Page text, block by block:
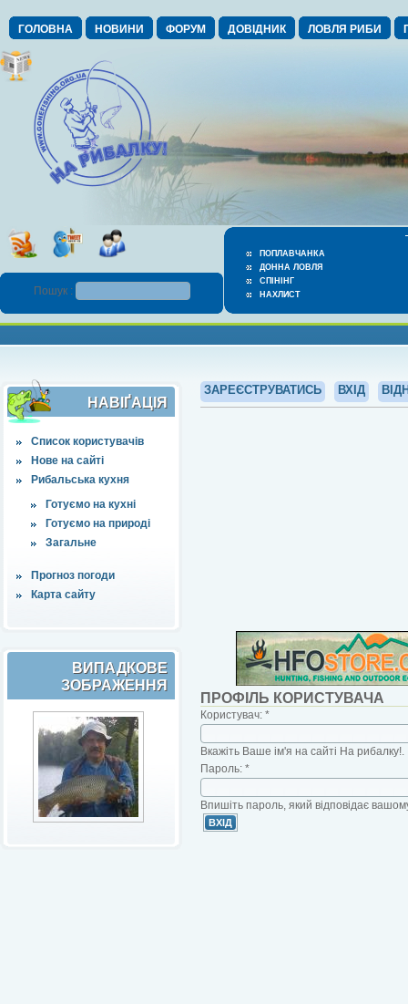
ГОЛОВНА НОВИНИ ФОРУМ ДОВІДНИК ЛОВЛЯ РИБИ
ПОПЛАВЧАНКА
ДОННА ЛОВЛЯ
СПІНІНГ
НАХЛИСТ
Пошук :
НАВІҐАЦІЯ
Список користувачів
Нове на сайті
Рибальська кухня
Готуємо на кухні
Готуємо на природі
Загальне
Прогноз погоди
Карта сайту
ВИПАДКОВЕ
ЗОБРАЖЕННЯ
ЗАРЕЄСТРУВАТИСЬ ВХІД
ПРОФІЛЬ КОРИСТУВАЧА
Користувач: *
Вкажіть Ваше ім'я на сайті На рибалку!.
Пароль: *
Впишіть пароль, який відповідає